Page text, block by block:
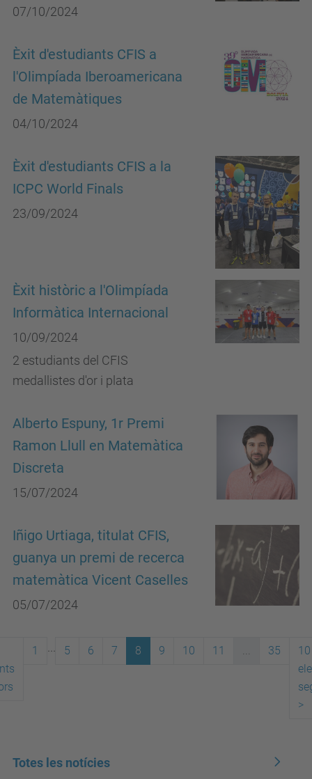
07/10/2024
Èxit d'estudiants CFIS a
l'Olimpíada Iberoamericana
de Matemàtiques
04/10/2024
Èxit d'estudiants CFIS a la
ICPC World Finals
23/09/2024
Èxit històric a l'Olimpíada
Informàtica Internacional
10/09/2024
2 estudiants del CFIS
medallistes d'or i plata
Alberto Espuny, 1r Premi
Ramon Llull en Matemàtica
Discreta
15/07/2024
Iñigo Urtiaga, titulat CFIS,
guanya un premi de recerca
matemàtica Vicent Caselles
05/07/2024
1 5 6 7 8 9 10 11 35
10
>
Totes les notícies